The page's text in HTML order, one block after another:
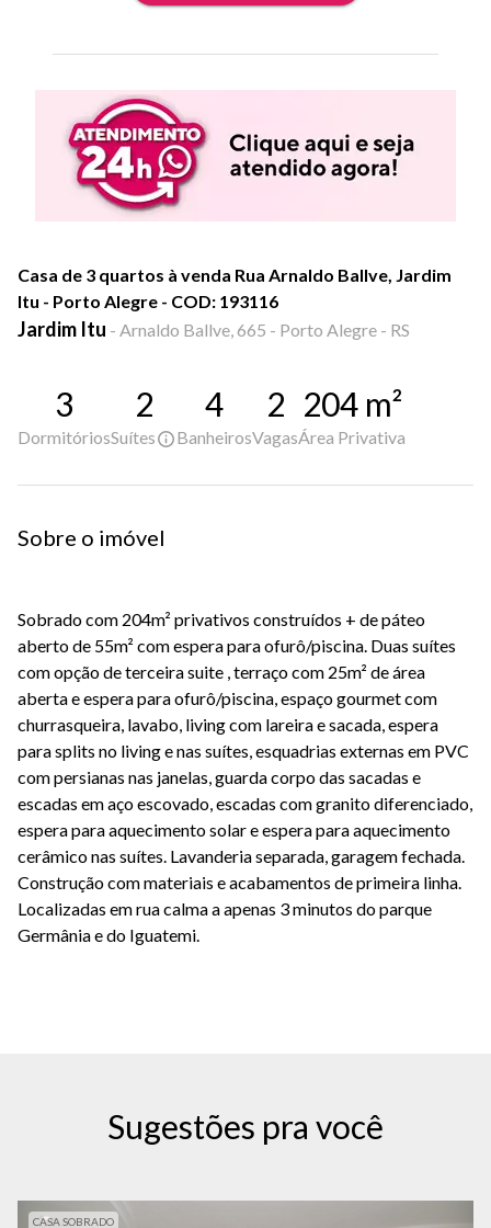
Casa de 3 quartos à venda Rua Arnaldo Ballve, Jardim
Itu - Porto Alegre - COD: 193116
Jardim Itu - Arnaldo Ballve, 665 - Porto Alegre - RS
3
Dormitórios
2
Suítes
4
Banheiros
2
Vagas
204 m²
Área Privativa
Sobre o imóvel
Sobrado com 204m² privativos construídos + de páteo
aberto de 55m² com espera para ofurô/piscina. Duas suítes
com opção de terceira suite , terraço com 25m² de área
aberta e espera para ofurô/piscina, espaço gourmet com
churrasqueira, lavabo, living com lareira e sacada, espera
para splits no living e nas suítes, esquadrias externas em PVC
com persianas nas janelas, guarda corpo das sacadas e
escadas em aço escovado, escadas com granito diferenciado,
espera para aquecimento solar e espera para aquecimento
cerâmico nas suítes. Lavanderia separada, garagem fechada.
Construção com materiais e acabamentos de primeira linha.
Localizadas em rua calma a apenas 3 minutos do parque
Germânia e do Iguatemi.
Sugestões pra você
CASA SOBRADO